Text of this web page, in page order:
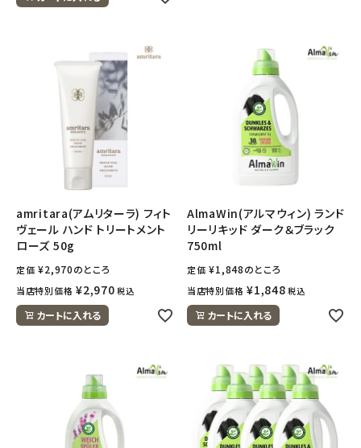
amritara(アムリターラ) フィト
ヴェール ハンド トリートメント
ローズ 50g
定価 ¥2,970のところ
当店特別価格 ¥2,970 税込
カートに入れる
AlmaWin(アルマウィン) ランド
リーリキッド ダーク＆ブラック
750ml
定価 ¥1,848のところ
当店特別価格 ¥1,848 税込
カートに入れる